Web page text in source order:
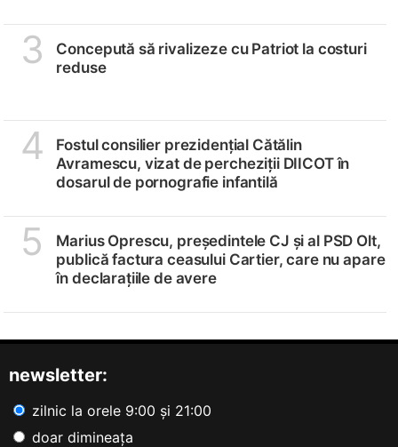
3
Concepută să rivalizeze cu Patriot la costuri
reduse
4
Fostul consilier prezidențial Cătălin
Avramescu, vizat de percheziții DIICOT în
dosarul de pornografie infantilă
5
Marius Oprescu, președintele CJ și al PSD Olt,
publică factura ceasului Cartier, care nu apare
în declarațiile de avere
newsletter:
zilnic la orele 9:00 și 21:00
doar dimineața